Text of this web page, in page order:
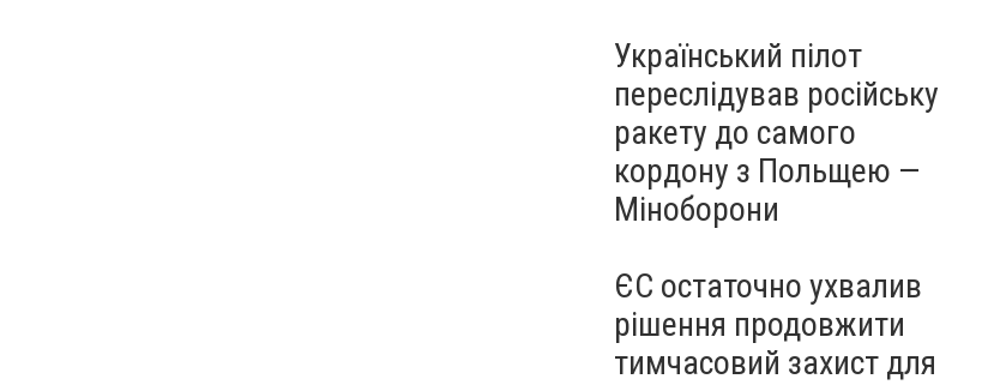
Український пілот
переслідував російську
ракету до самого
кордону з Польщею —
Міноборони
ЄС остаточно ухвалив
рішення продовжити
тимчасовий захист для